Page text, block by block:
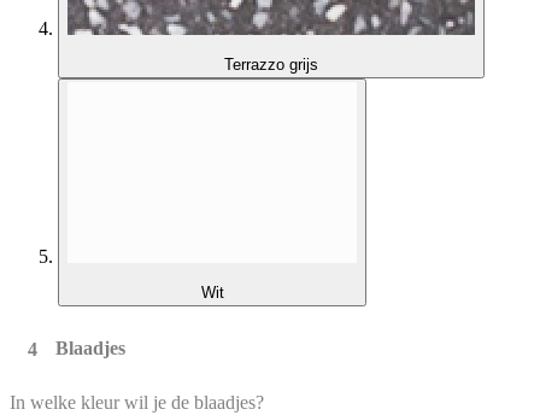
Terrazzo grijs
Wit
Blaadjes
In welke kleur wil je de blaadjes?